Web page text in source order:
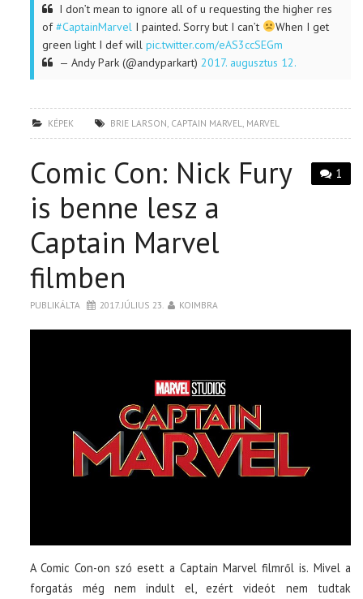
I don’t mean to ignore all of u requesting the higher res
of#CaptainMarvel I painted. Sorry but I can’t
When I get
green light I def willpic.twitter.com/eAS3ccSEGm
— Andy Park (@andyparkart)2017. augusztus 12.
KÉPEK BRIE LARSON CAPTAIN MARVEL MARVEL
1
Comic Con: Nick Fury
is benne lesz a
Captain Marvel
filmben
PUBLIKÁLTA 2017. JÚLIUS 23. KOIMBRA
A Comic Con-on szó esett a Captain Marvel filmről is. Mivel a
forgatás még nem indult el, ezért videót nem tudtak